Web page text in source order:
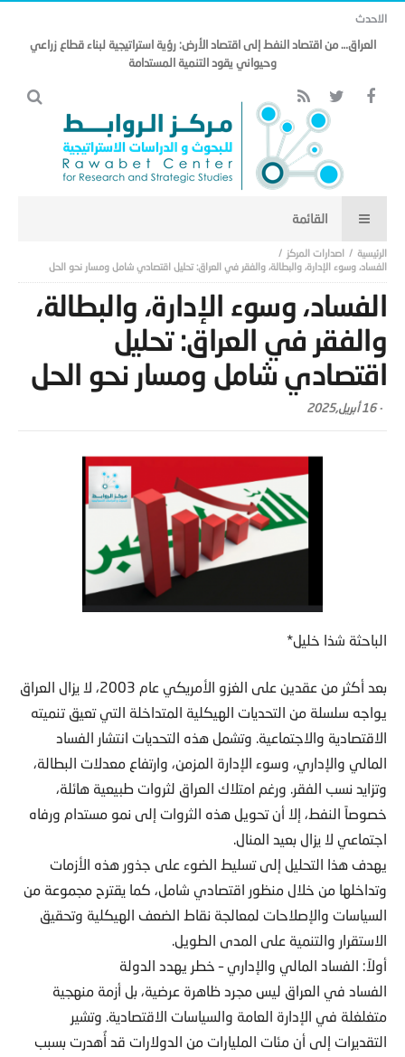
الاحدث
العراق… من اقتصاد النفط إلى اقتصاد الأرض: رؤية استراتيجية لبناء قطاع زراعي
وحيواني يقود التنمية المستدامة
اصدارات المركز
الفساد، وسوء الإدارة، والبطالة، والفقر في العراق: تحليل اقتصادي شامل ومسار نحو الحل
الفساد، وسوء الإدارة، والبطالة،
والفقر في العراق: تحليل
اقتصادي شامل ومسار نحو الحل
-16 أبريل,2025
الباحثة شذا خليل*
بعد أكثر من عقدين على الغزو الأمريكي عام 2003، لا يزال العراق
يواجه سلسلة من التحديات الهيكلية المتداخلة التي تعيق تنميته
الاقتصادية والاجتماعية. وتشمل هذه التحديات انتشار الفساد
المالي والإداري، وسوء الإدارة المزمن، وارتفاع معدلات البطالة،
وتزايد نسب الفقر. ورغم امتلاك العراق لثروات طبيعية هائلة،
خصوصاً النفط، إلا أن تحويل هذه الثروات إلى نمو مستدام ورفاه
اجتماعي لا يزال بعيد المنال.
يهدف هذا التحليل إلى تسليط الضوء على جذور هذه الأزمات
وتداخلها من خلال منظور اقتصادي شامل، كما يقترح مجموعة من
السياسات والإصلاحات لمعالجة نقاط الضعف الهيكلية وتحقيق
الاستقرار والتنمية على المدى الطويل.
أولاً: الفساد المالي والإداري – خطر يهدد الدولة
الفساد في العراق ليس مجرد ظاهرة عرضية، بل أزمة منهجية
متغلغلة في الإدارة العامة والسياسات الاقتصادية. وتشير
التقديرات إلى أن مئات المليارات من الدولارات قد أُهدرت بسبب